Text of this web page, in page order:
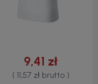
9,41 zł
( 11,57 zł brutto )